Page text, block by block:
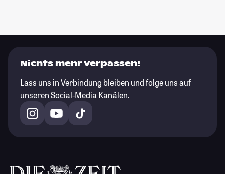
Nichts mehr verpassen!
Lass uns in Verbindung bleiben und folge uns auf
unseren Social-Media Kanälen.